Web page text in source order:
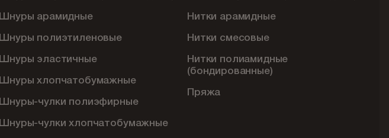
Шнуры арамидные
Шнуры полиэтиленовые
Шнуры эластичные
Шнуры хлопчатобумажные
Шнуры-чулки полиэфирные
Шнуры-чулки хлопчатобумажные
Нитки арамидные
Нитки смесовые
Нитки полиамидные
(бондированные)
Пряжа